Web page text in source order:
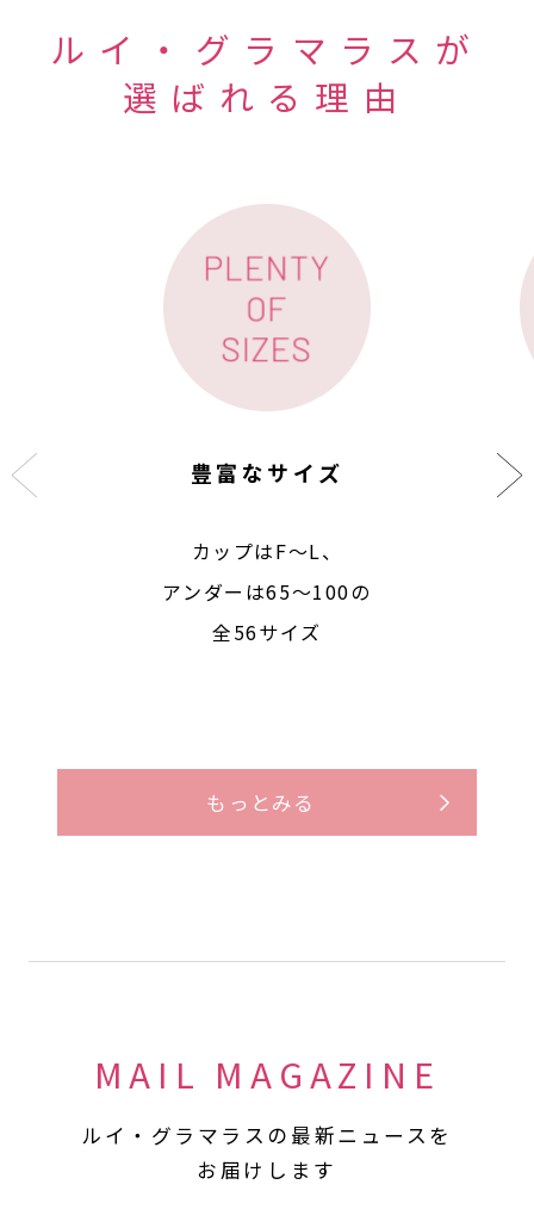
ルイ・グラマラスが
選ばれる理由
豊富なサイズ
カップはF〜L、
アンダーは65〜100の
全56サイズ
もっとみる
MAIL MAGAZINE
ルイ・グラマラスの最新ニュースを
お届けします